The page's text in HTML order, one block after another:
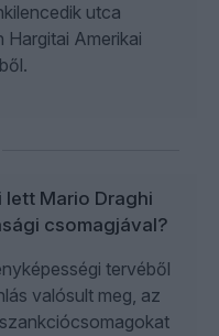
utca
Hargitai Amerikai
lett Mario Draghi
csomagjával?
tervéből
valósult meg, az